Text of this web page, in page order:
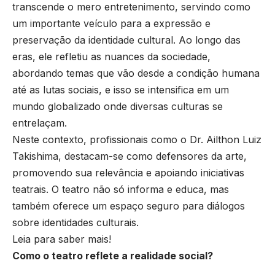
transcende o mero entretenimento, servindo como
um importante veículo para a expressão e
preservação da identidade cultural. Ao longo das
eras, ele refletiu as nuances da sociedade,
abordando temas que vão desde a condição humana
até as lutas sociais, e isso se intensifica em um
mundo globalizado onde diversas culturas se
entrelaçam.
Neste contexto, profissionais como o Dr. Ailthon Luiz
Takishima, destacam-se como defensores da arte,
promovendo sua relevância e apoiando iniciativas
teatrais. O teatro não só informa e educa, mas
também oferece um espaço seguro para diálogos
sobre identidades culturais.
Leia para saber mais!
Como o teatro reflete a realidade social?